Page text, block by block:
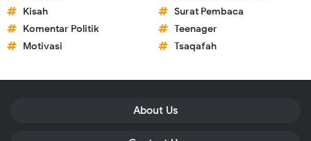
Kisah
Komentar Politik
Motivasi
Surat Pembaca
Teenager
Tsaqafah
About Us